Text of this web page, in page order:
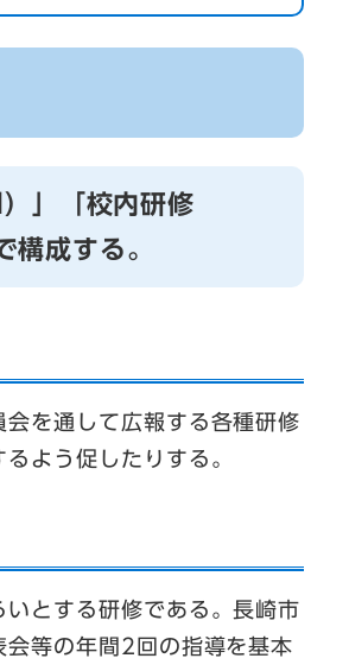
」「校内研修
成する。
を通して広報する各種研修
よう促したりする。
とする研修である。長崎市
等の年間2回の指導を基本